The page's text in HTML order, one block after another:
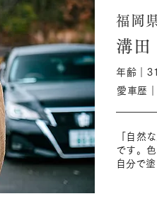
福岡
溝田
年齢｜
愛車歴
「自然
です。
自分で